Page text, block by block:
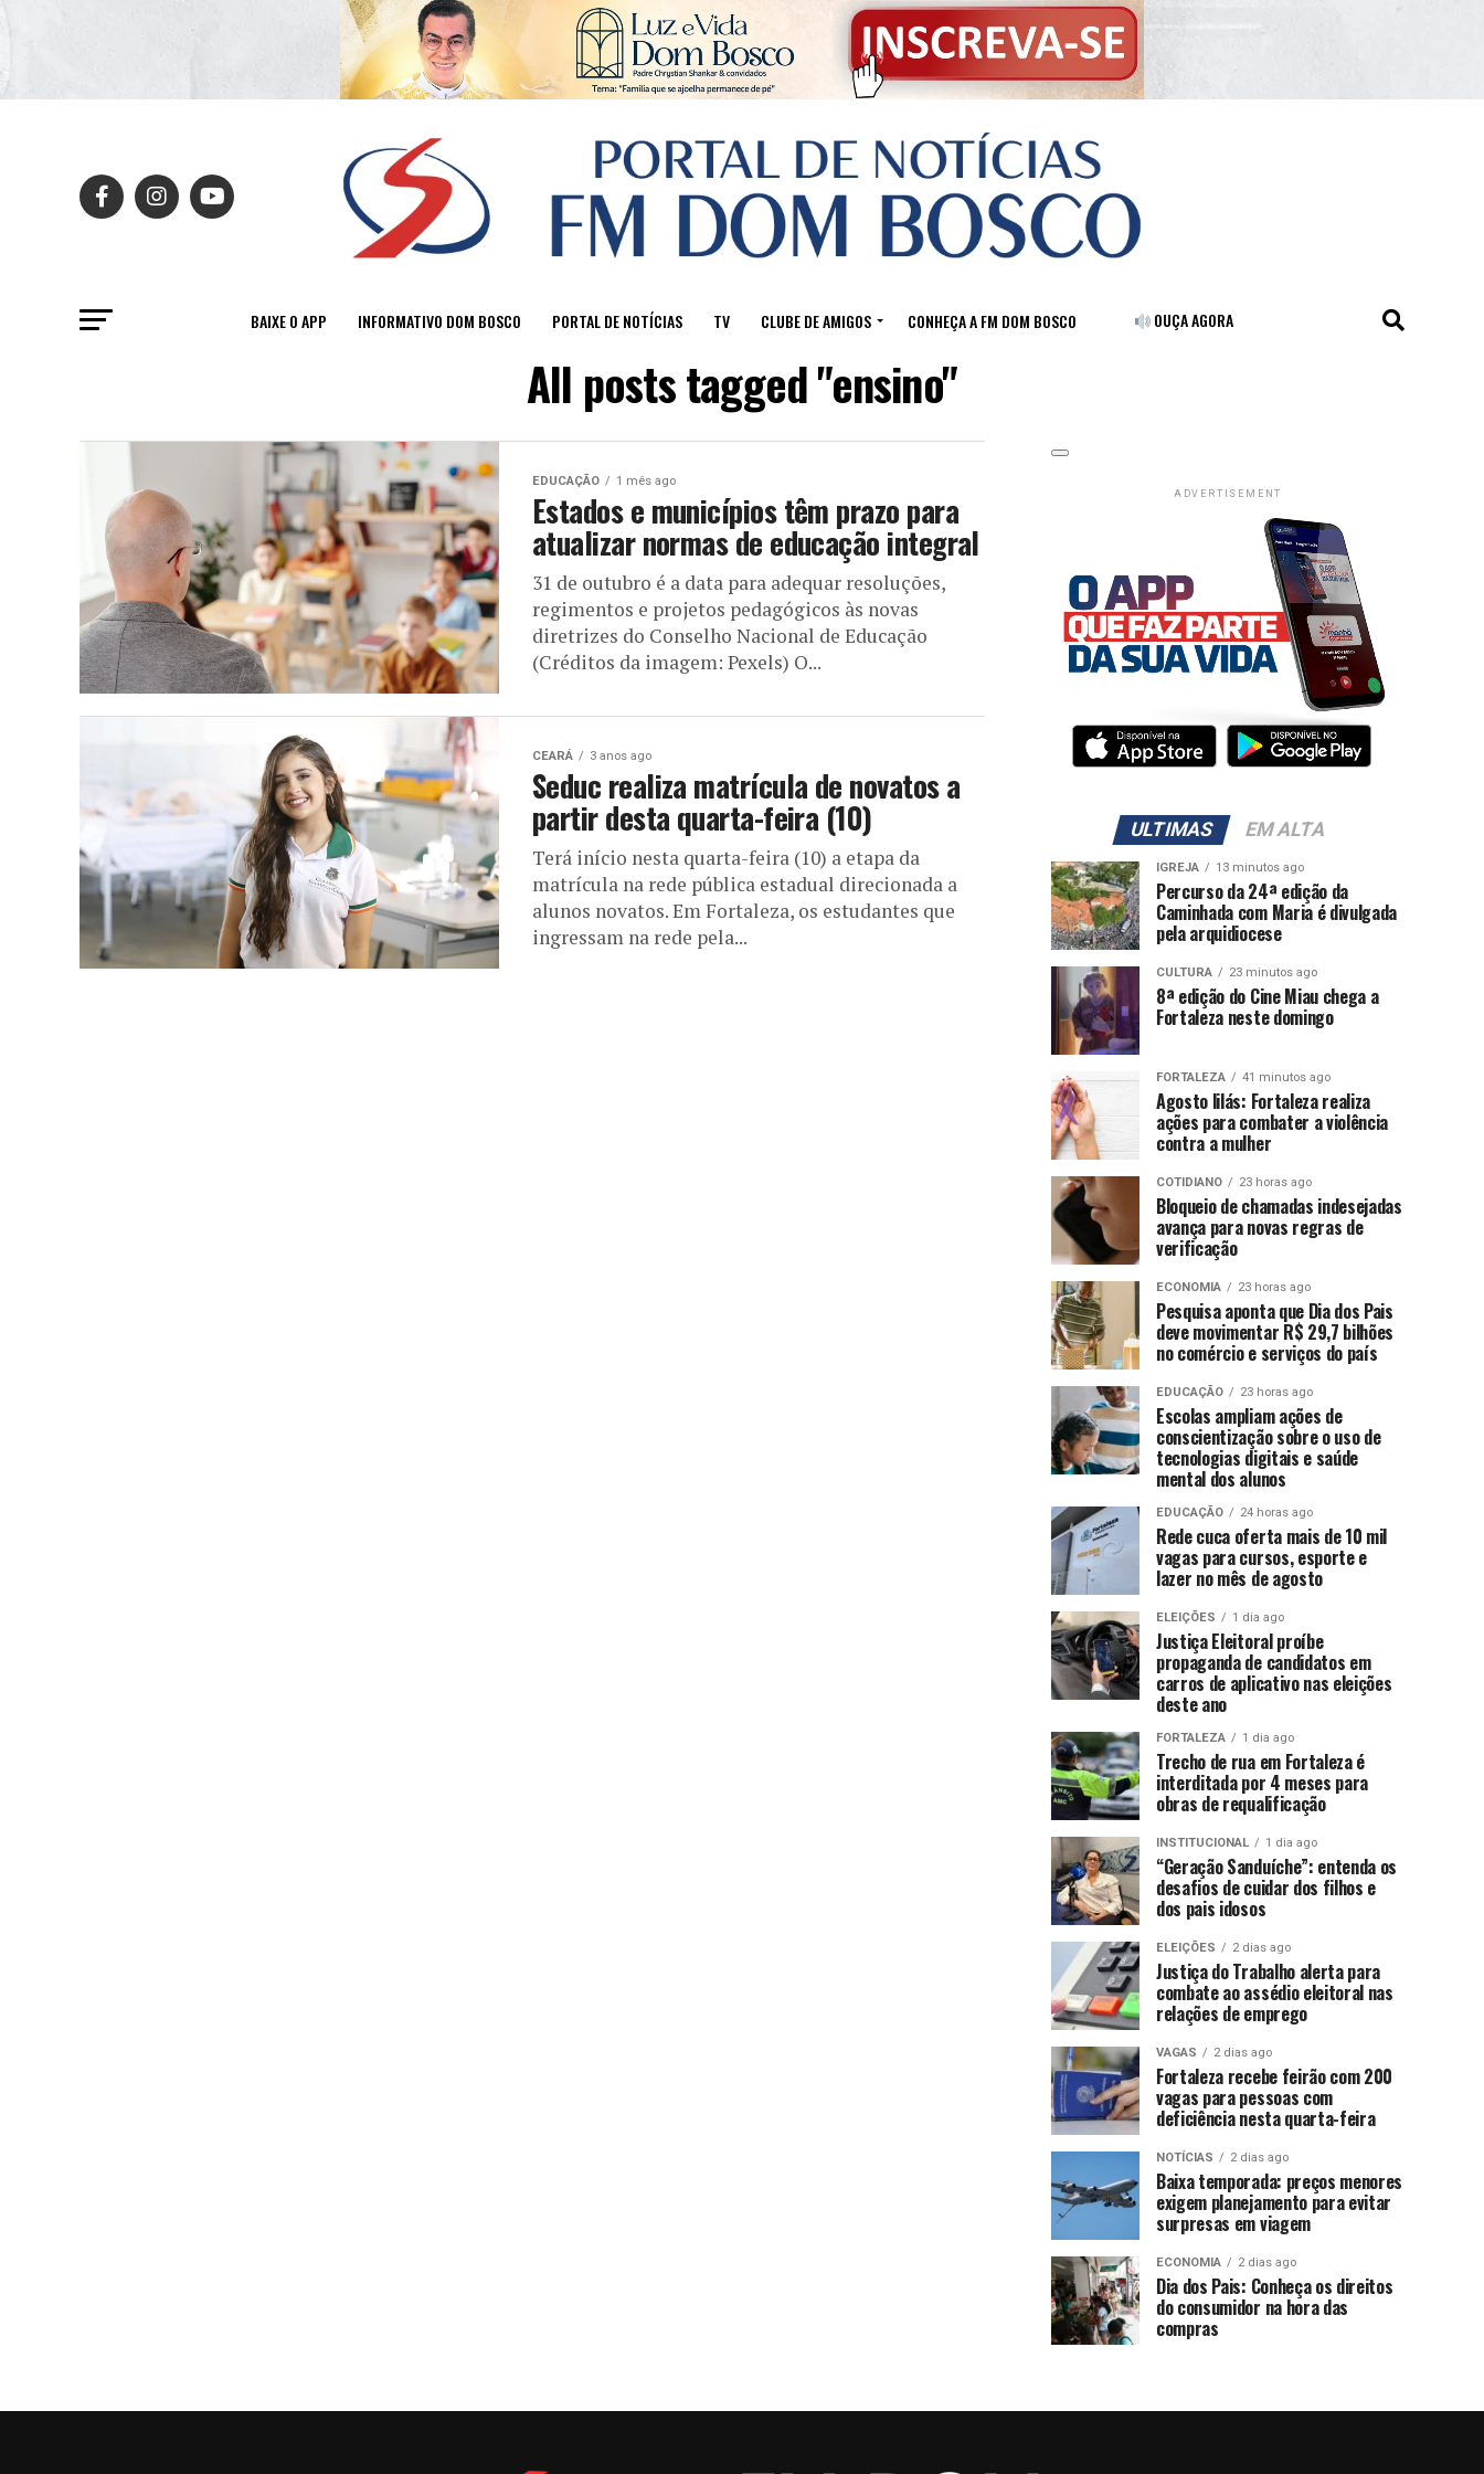
BAIXE O APP INFORMATIVO DOM BOSCO PORTAL DE NOTÍCIAS TV CLUBE DE AMIGOS CONHEÇA A FM DOM BOSCO OUÇA AGORA
All posts tagged "ensino"
EDUCAÇÃO 1 mês ago
Estados e municípios têm prazo para
atualizar normas de educação integral
31 de outubro é a data para adequar resoluções,
regimentos e projetos pedagógicos às novas
diretrizes do Conselho Nacional de Educação
(Créditos da imagem: Pexels) O...
CEARÁ 3 anos ago
Seduc realiza matrícula de novatos a
partir desta quarta-feira (10)
Terá início nesta quarta-feira (10) a etapa da
matrícula na rede pública estadual direcionada a
alunos novatos. Em Fortaleza, os estudantes que
ingressam na rede pela...
ADVERTISEMENT
ULTIMAS EM ALTA
IGREJA 13 minutos ago
Percurso da 24ª edição da
Caminhada com Maria é divulgada
pela arquidiocese
CULTURA 23 minutos ago
8ª edição do Cine Miau chega a
Fortaleza neste domingo
FORTALEZA 41 minutos ago
Agosto lilás: Fortaleza realiza
ações para combater a violência
contra a mulher
COTIDIANO 23 horas ago
Bloqueio de chamadas indesejadas
avança para novas regras de
verificação
ECONOMIA 23 horas ago
Pesquisa aponta que Dia dos Pais
deve movimentar R$ 29,7 bilhões
no comércio e serviços do país
EDUCAÇÃO 23 horas ago
Escolas ampliam ações de
conscientização sobre o uso de
tecnologias digitais e saúde
mental dos alunos
EDUCAÇÃO 24 horas ago
Rede cuca oferta mais de 10 mil
vagas para cursos, esporte e
lazer no mês de agosto
ELEIÇÕES 1 dia ago
Justiça Eleitoral proíbe
propaganda de candidatos em
carros de aplicativo nas eleições
deste ano
FORTALEZA 1 dia ago
Trecho de rua em Fortaleza é
interditada por 4 meses para
obras de requalificação
INSTITUCIONAL 1 dia ago
“Geração Sanduíche”: entenda os
desafios de cuidar dos filhos e
dos pais idosos
ELEIÇÕES 2 dias ago
Justiça do Trabalho alerta para
combate ao assédio eleitoral nas
relações de emprego
VAGAS 2 dias ago
Fortaleza recebe feirão com 200
vagas para pessoas com
deficiência nesta quarta-feira
NOTÍCIAS 2 dias ago
Baixa temporada: preços menores
exigem planejamento para evitar
surpresas em viagem
ECONOMIA 2 dias ago
Dia dos Pais: Conheça os direitos
do consumidor na hora das
compras